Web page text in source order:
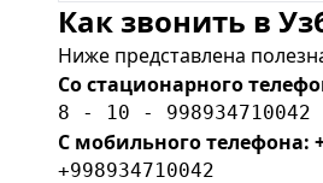
Как звонить в
Ниже представлена
Со стационарного
8 - 10 - 998934710042
С мобильного телефона:
+998934710042